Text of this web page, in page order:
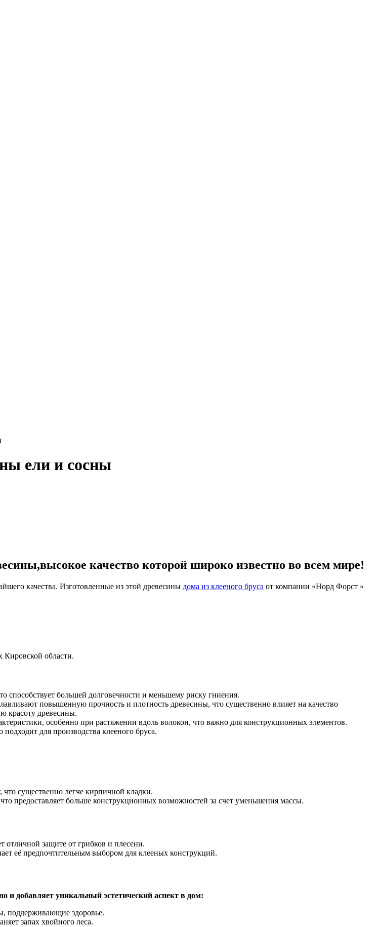
ели и сосны
качество которой широко известно во всем мире!
качества. Изготовленные из этой древесины дома из клееного бруса от компании «Норд Форст »
Кировской области.
способствует большей долговечности и меньшему риску гниения.
повышенную прочность и плотность древесины, что существенно влияет на качество
красоту древесины.
особенно при растяжении вдоль волокон, что важно для конструкционных элементов.
для производства клееного бруса.
существенно легче кирпичной кладки.
предоставляет больше конструкционных возможностей за счет уменьшения массы.
отличной защите от грибков и плесени.
её предпочтительным выбором для клееных конструкций.
и добавляет уникальный эстетический аспект в дом:
поддерживающие здоровье.
запах хвойного леса.